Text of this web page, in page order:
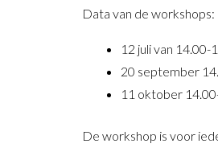
Data van de workshops:
12 juli van 14.00-
20 september
11 oktober
De workshop is voor